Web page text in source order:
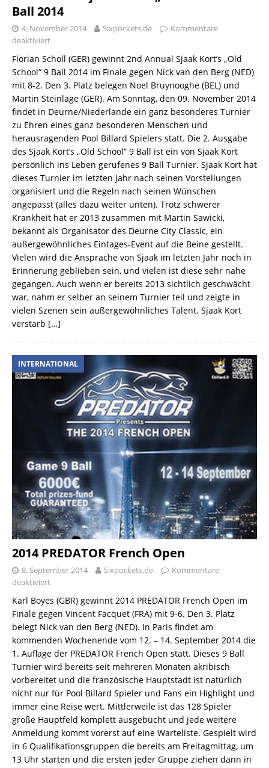
Ball 2014
4. November 2014 Sixpockets.de
Kommentare
deaktiviert
Florian Scholl (GER) gewinnt 2nd Annual Sjaak Kort’s „Old
School“ 9 Ball 2014 im Finale gegen Nick van den Berg (NED)
mit 8-2. Den 3. Platz belegen Noel Bruynooghe (BEL) und
Martin Steinlage (GER). Am Sonntag, den 09. November 2014
findet in Deurne/Niederlande ein ganz besonderes Turnier
zu Ehren eines ganz besonderen Menschen und
herausragenden Pool Billard Spielers statt. Die 2. Ausgabe
des Sjaak Kort’s „Old School“ 9 Ball ist ein von Sjaak Kort
persönlich ins Leben gerufenes 9 Ball Turnier. Sjaak Kort hat
dieses Turnier im letzten Jahr nach seinen Vorstellungen
organisiert und die Regeln nach seinen Wünschen
angepasst (alles dazu weiter unten). Trotz schwerer
Krankheit hat er 2013 zusammen mit Martin Sawicki,
bekannt als Organisator des Deurne City Classic, ein
außergewöhnliches Eintages-Event auf die Beine gestellt.
Vielen wird die Ansprache von Sjaak im letzten Jahr noch in
Erinnerung geblieben sein, und vielen ist diese sehr nahe
gegangen. Auch wenn er bereits 2013 sichtlich geschwächt
war, nahm er selber an seinem Turnier teil und zeigte in
vielen Szenen sein außergewöhnliches Talent. Sjaak Kort
verstarb […]
INTERNATIONAL
2014 PREDATOR French Open
8. September 2014 Sixpockets.de
Kommentare
deaktiviert
Karl Boyes (GBR) gewinnt 2014 PREDATOR French Open im
Finale gegen Vincent Facquet (FRA) mit 9-6. Den 3. Platz
belegt Nick van den Berg (NED). In Paris findet am
kommenden Wochenende vom 12. – 14. September 2014 die
1. Auflage der PREDATOR French Open statt. Dieses 9 Ball
Turnier wird bereits seit mehreren Monaten akribisch
vorbereitet und die französische Hauptstadt ist natürlich
nicht nur für Pool Billard Spieler und Fans ein Highlight und
immer eine Reise wert. Mittlerweile ist das 128 Spieler
große Hauptfeld komplett ausgebucht und jede weitere
Anmeldung kommt vorerst auf eine Warteliste. Gespielt wird
in 6 Qualifikationsgruppen die bereits am Freitagmittag, um
13 Uhr starten und die ersten jeder Gruppe ziehen dann in